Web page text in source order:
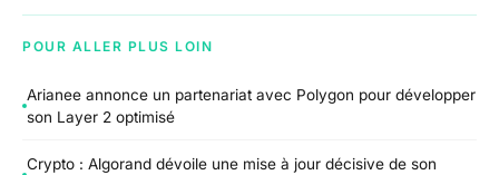
POUR ALLER PLUS LOIN
Arianee annonce un partenariat avec Polygon pour développer
son Layer 2 optimisé
Crypto : Algorand dévoile une mise à jour décisive de son